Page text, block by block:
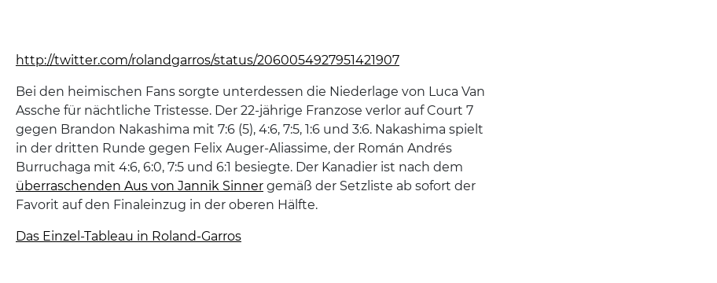
http://twitter.com/rolandgarros/status/2060054927951421907
Bei den heimischen Fans sorgte unterdessen die Niederlage von Luca Van
Assche für nächtliche Tristesse. Der 22-jährige Franzose verlor auf Court 7
gegen Brandon Nakashima mit 7:6 (5), 4:6, 7:5, 1:6 und 3:6. Nakashima spielt
in der dritten Runde gegen Felix Auger-Aliassime, der Román Andrés
Burruchaga mit 4:6, 6:0, 7:5 und 6:1 besiegte. Der Kanadier ist nach dem
überraschenden Aus von Jannik Sinner gemäß der Setzliste ab sofort der
Favorit auf den Finaleinzug in der oberen Hälfte.
Das Einzel-Tableau in Roland-Garros